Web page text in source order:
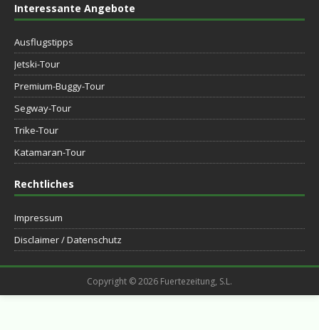
Interessante Angebote
Ausflugstipps
Jetski-Tour
Premium-Buggy-Tour
Segway-Tour
Trike-Tour
Katamaran-Tour
Rechtliches
Impressum
Disclaimer / Datenschutz
Copyright © 2026 Fuertezeitung, S.L.